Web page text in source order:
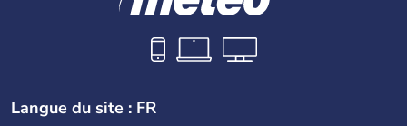
Langue du site : FR